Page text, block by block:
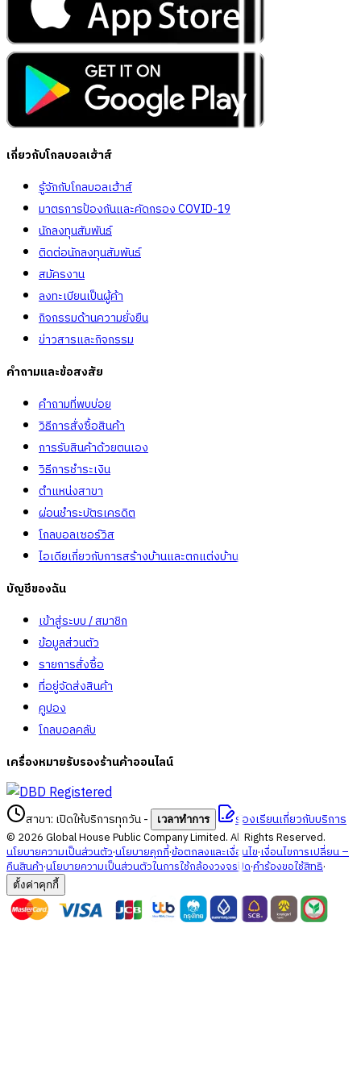
เกี่ยวกับโกลบอลเฮ้าส์
รู้จักกับโกลบอลเฮ้าส์
มาตรการป้องกันและคัดกรอง COVID-19
นักลงทุนสัมพันธ์
ติดต่อนักลงทุนสัมพันธ์
สมัครงาน
ลงทะเบียนเป็นผู้ค้า
กิจกรรมด้านความยั่งยืน
ข่าวสารและกิจกรรม
คำถามและข้อสงสัย
คำถามที่พบบ่อย
วิธีการสั่งซื้อสินค้า
การรับสินค้าด้วยตนเอง
วิธีการชำระเงิน
ตำแหน่งสาขา
ผ่อนชำระบัตรเครดิต
โกลบอลเซอร์วิส
ไอเดียเกี่ยวกับการสร้างบ้านและตกแต่งบ้าน
บัญชีของฉัน
เข้าสู่ระบบ / สมาชิก
ข้อมูลส่วนตัว
รายการสั่งซื้อ
ที่อยู่จัดส่งสินค้า
คูปอง
โกลบอลคลับ
เครื่องหมายรับรองร้านค้าออนไลน์
สาขา: เปิดให้บริการทุกวัน- เวลาทำการ ร้องเรียนเกี่ยวกับบริการ
© 2026Global House Public Company Limited. All Rights Reserved.
นโยบายความเป็นส่วนตัว·นโยบายคุกกี้·ข้อตกลงและเงื่อนไข·เงื่อนไขการเปลี่ยน –
คืนสินค้า·นโยบายความเป็นส่วนตัวในการใช้กล้องวงจรปิด·คำร้องขอใช้สิทธิ·
ตั้งค่าคุกกี้